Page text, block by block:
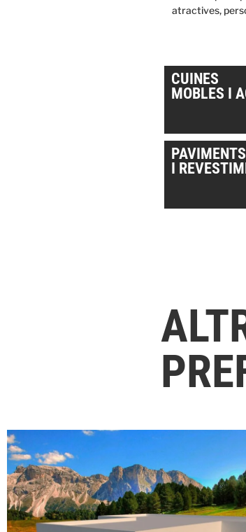
atractives,
CUINES
MOBLES I
PAVIMENTS
I